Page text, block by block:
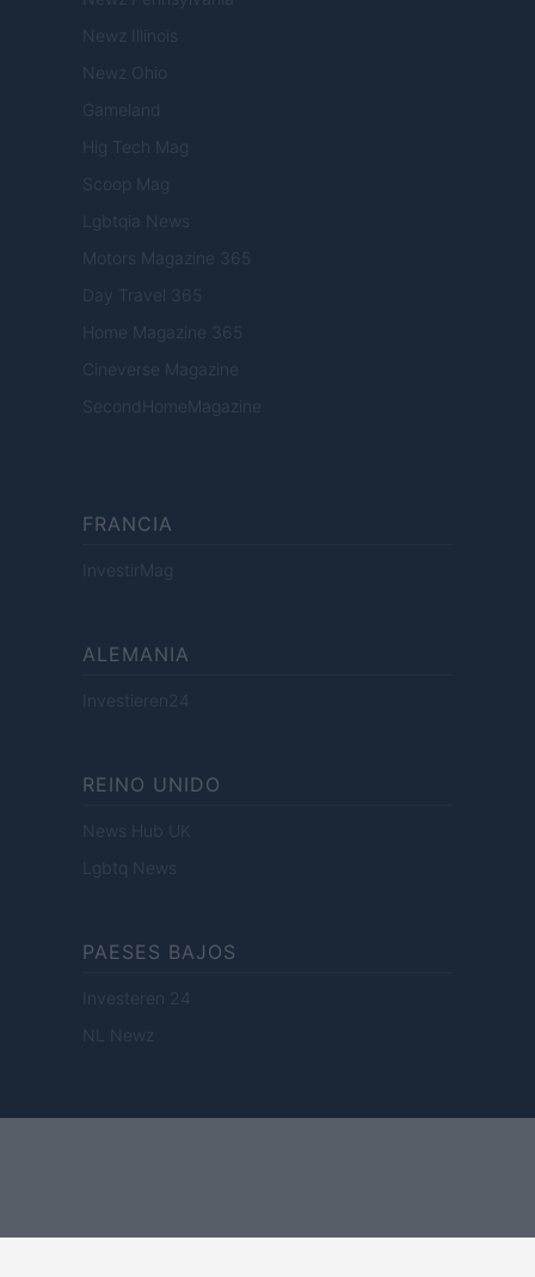
Newz Illinois
Newz Ohio
Gameland
Hig Tech Mag
Scoop Mag
Lgbtqia News
Motors Magazine 365
Day Travel 365
Home Magazine 365
Cineverse Magazine
SecondHomeMagazine
FRANCIA
InvestirMag
ALEMANIA
Investieren24
REINO UNIDO
News Hub UK
Lgbtq News
PAESES BAJOS
Investeren 24
NL Newz